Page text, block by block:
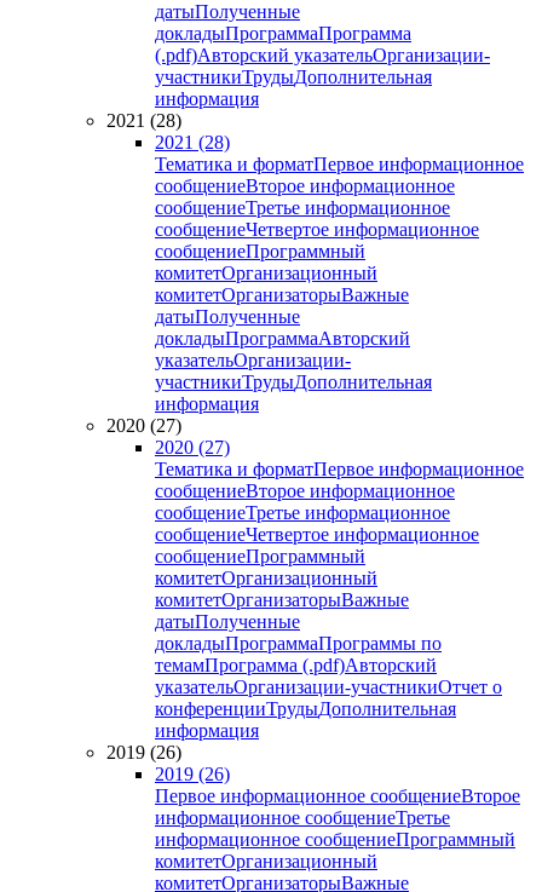
датыПолученные
докладыПрограммаПрограмма
(.pdf)Авторский указательОрганизации-
участникиТрудыДополнительная
информация
2021 (28)
2021 (28)
Тематика и форматПервое информационное
сообщениеВторое информационное
сообщениеТретье информационное
сообщениеЧетвертое информационное
сообщениеПрограммный
комитетОрганизационный
комитетОрганизаторыВажные
датыПолученные
докладыПрограммаАвторский
указательОрганизации-
участникиТрудыДополнительная
информация
2020 (27)
2020 (27)
Тематика и форматПервое информационное
сообщениеВторое информационное
сообщениеТретье информационное
сообщениеЧетвертое информационное
сообщениеПрограммный
комитетОрганизационный
комитетОрганизаторыВажные
датыПолученные
докладыПрограммаПрограммы по
темамПрограмма (.pdf)Авторский
указательОрганизации-участникиОтчет о
конференцииТрудыДополнительная
информация
2019 (26)
2019 (26)
Первое информационное сообщениеВторое
информационное сообщениеТретье
информационное сообщениеПрограммный
комитетОрганизационный
комитетОрганизаторыВажные